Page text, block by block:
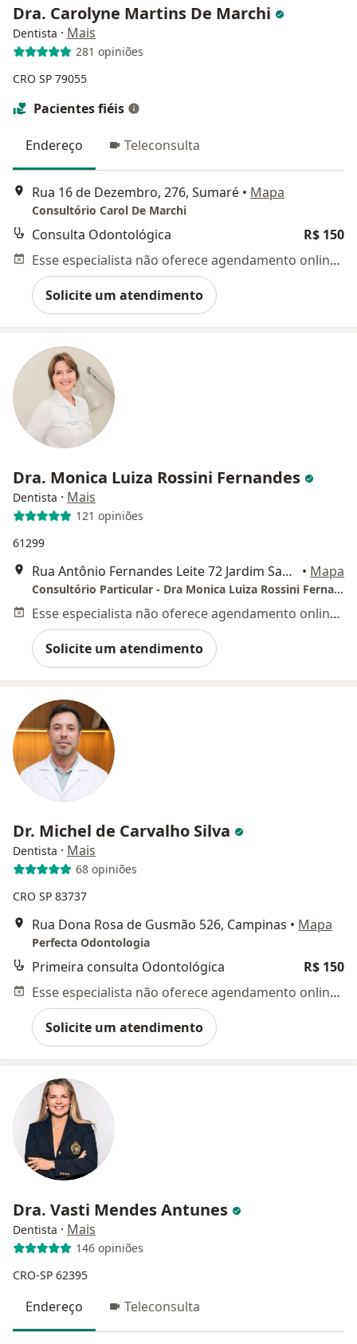
Dra. Carolyne Martins De Marchi
Dentista · Mais
281 opiniões
CRO SP 79055
Pacientes fiéis
Endereço Teleconsulta
Rua 16 de Dezembro, 276, Sumaré • Mapa
Consultório Carol De Marchi
Consulta Odontológica
R$ 150
Esse especialista não oferece agendamento online para esse endereço.
Solicite um atendimento
Dra. Monica Luiza Rossini Fernandes
Dentista · Mais
121 opiniões
61299
Rua Antônio Fernandes Leite 72 Jardim Santa Izabel, Hortolândia • Mapa
Consultório Particular - Dra Monica Luiza Rossini Fernandes
Esse especialista não oferece agendamento online para esse endereço.
Solicite um atendimento
Dr. Michel de Carvalho Silva
Dentista · Mais
68 opiniões
CRO SP 83737
Rua Dona Rosa de Gusmão 526, Campinas • Mapa
Perfecta Odontologia
Primeira consulta Odontológica
R$ 150
Esse especialista não oferece agendamento online para esse endereço.
Solicite um atendimento
Dra. Vasti Mendes Antunes
Dentista · Mais
146 opiniões
CRO-SP 62395
Endereço Teleconsulta